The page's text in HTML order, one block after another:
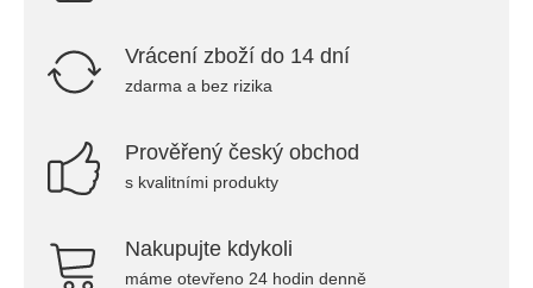
Vrácení zboží do 14 dní
zdarma a bez rizika
Prověřený český obchod
s kvalitními produkty
Nakupujte kdykoli
máme otevřeno 24 hodin denně